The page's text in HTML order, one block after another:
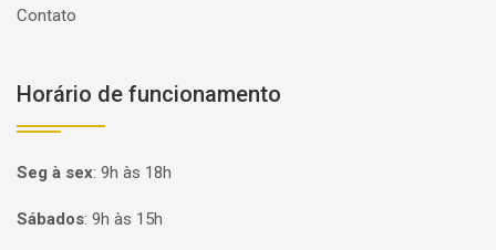
Contato
Horário de funcionamento
Seg à sex: 9h às 18h
Sábados: 9h às 15h